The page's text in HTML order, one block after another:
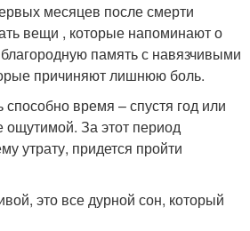
месяцев после смерти
вещи , которые напоминают о
память с навязчивыми
причиняют лишнюю боль.
способно время – спустя год или
ощутимой. За этот период
утрату, придется пройти
это все дурной сон, который